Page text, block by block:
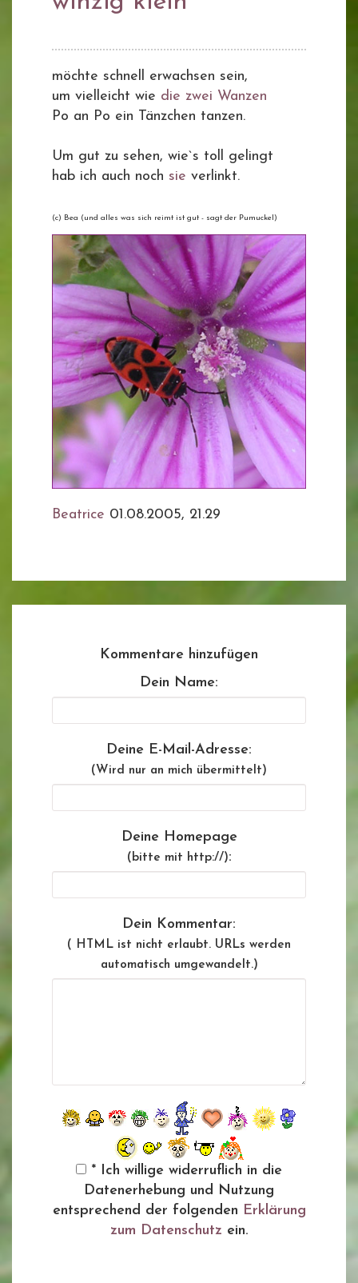
möchte schnell erwachsen sein,
um vielleicht wie die zwei Wanzen
Po an Po ein Tänzchen tanzen.
Um gut zu sehen, wie`s toll gelingt
hab ich auch noch sie verlinkt.
(c) Bea (und alles was sich reimt ist gut - sagt der Pumuckel)
Beatrice 01.08.2005, 21.29
Kommentare hinzufügen
Dein Name:
Deine E-Mail-Adresse:
(Wird nur an mich übermittelt)
Deine Homepage
(bitte mit http://):
Dein Kommentar:
( HTML ist nicht erlaubt. URLs werden
automatisch umgewandelt.)
* Ich willige widerruflich in die
Datenerhebung und Nutzung
entsprechend der folgenden Erklärung
zum Datenschutz ein.